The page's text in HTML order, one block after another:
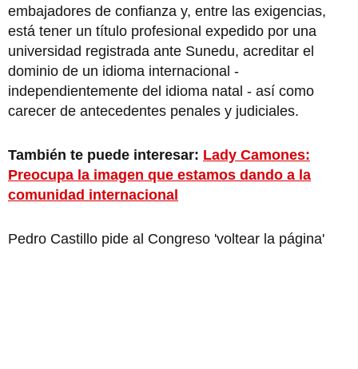
embajadores de confianza y, entre las exigencias,
está tener un título profesional expedido por una
universidad registrada ante Sunedu, acreditar el
dominio de un idioma internacional -
independientemente del idioma natal - así como
carecer de antecedentes penales y judiciales.
También te puede interesar: Lady Camones:
Preocupa la imagen que estamos dando a la
comunidad internacional
Pedro Castillo pide al Congreso 'voltear la página'